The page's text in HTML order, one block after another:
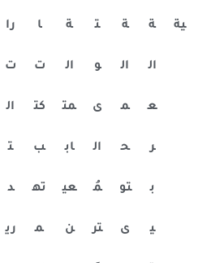
ية ة
ال
ع
ر
ب
ي
ة
ال
م
ح
تو
ى
ت
و
ى
ال
مُ
تر
ة
ال
مت
اب
عي
ن
ا
ت
كت
ب
ته
م
را
ت
ال
ت
د
ري